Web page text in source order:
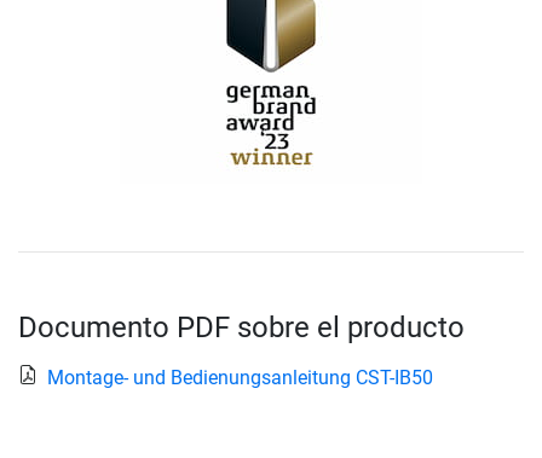
Documento PDF sobre el producto
Montage- und Bedienungsanleitung CST-IB50